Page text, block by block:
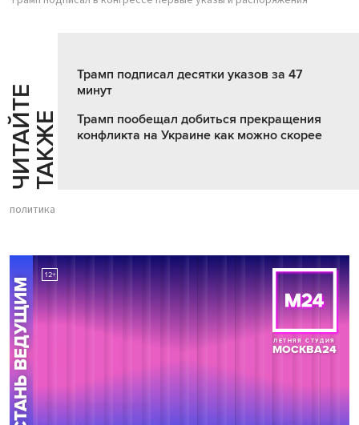
Ч
И
Т
АЙ
Т
Е
Т
А
К
ЖЕ
Трамп подписал десятки указов за 47
минут
Трамп пообещал добиться прекращения
конфликта на Украине как можно скорее
политика